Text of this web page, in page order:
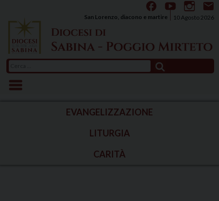
content
10 Agosto 2026
San Lorenzo, diacono e martire
per:
EVANGELIZZAZIONE
LITURGIA
CARITÀ